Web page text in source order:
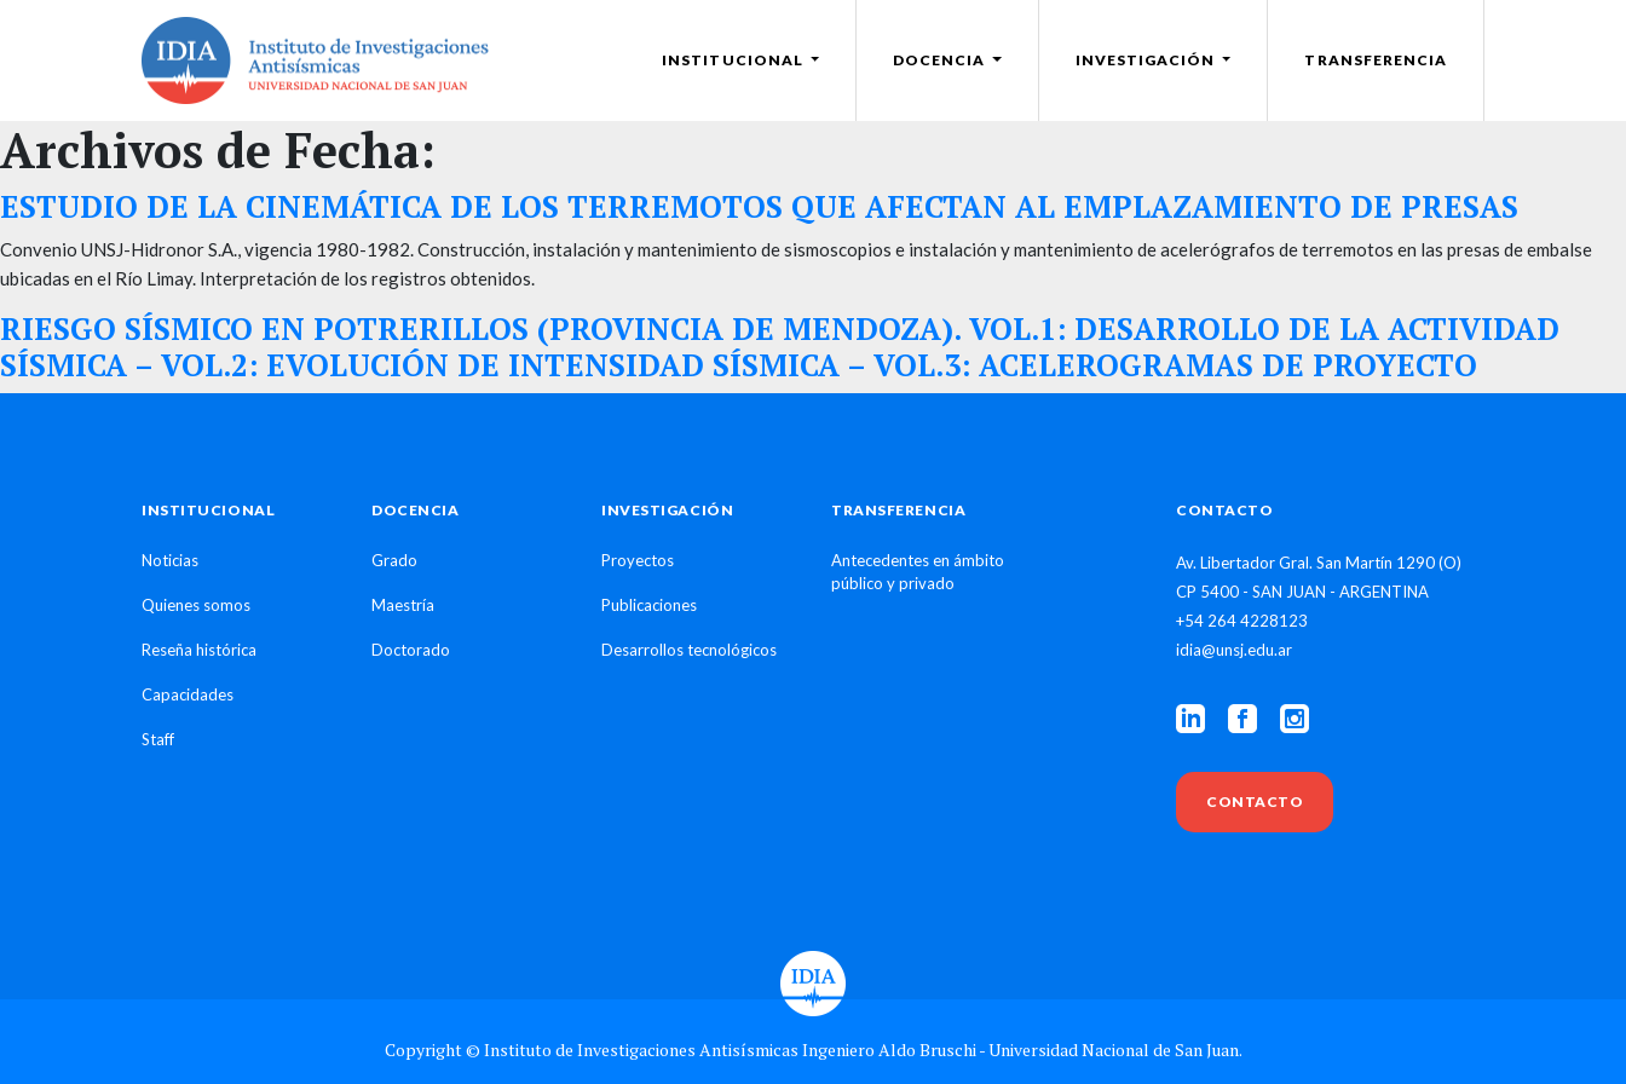
INSTITUCIONAL DOCENCIA INVESTIGACIÓN TRANSFERENCIA
Archivos de Fecha:
ESTUDIO DE LA CINEMÁTICA DE LOS TERREMOTOS QUE AFECTAN AL EMPLAZAMIENTO DE PRESAS
Convenio UNSJ-Hidronor S.A., vigencia 1980-1982. Construcción, instalación y mantenimiento de sismoscopios e instalación y mantenimiento de acelerógrafos de terremotos en las presas de embalse
ubicadas en el Río Limay. Interpretación de los registros obtenidos.
RIESGO SÍSMICO EN POTRERILLOS (PROVINCIA DE MENDOZA). VOL.1: DESARROLLO DE LA ACTIVIDAD
SÍSMICA – VOL.2: EVOLUCIÓN DE INTENSIDAD SÍSMICA – VOL.3: ACELEROGRAMAS DE PROYECTO
INSTITUCIONAL
Noticias
Quienes somos
Reseña histórica
Capacidades
Staff
DOCENCIA
Grado
Maestría
Doctorado
INVESTIGACIÓN
Proyectos
Publicaciones
Desarrollos tecnológicos
TRANSFERENCIA
Antecedentes en ámbito
público y privado
CONTACTO
Av. Libertador Gral. San Martín 1290 (O)
CP 5400 - SAN JUAN - ARGENTINA
+54 264 4228123
idia@unsj.edu.ar
CONTACTO
Copyright © Instituto de Investigaciones Antisísmicas Ingeniero Aldo Bruschi - Universidad Nacional de San Juan.